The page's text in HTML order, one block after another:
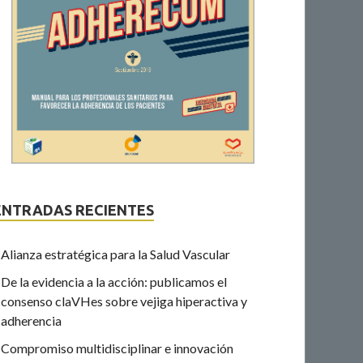
RECIENTES
Alianza estratégica para la Salud Vascular
De la evidencia a la acción: publicamos el
consenso claVHes sobre vejiga hiperactiva y
adherencia
Compromiso multidisciplinar e innovación